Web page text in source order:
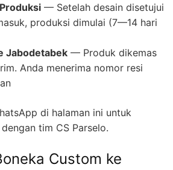
— Setelah desain disetujui
produksi dimulai (7—14 hari
Jabodetabek — Produk dikemas
Anda menerima nomor resi
di halaman ini untuk
tim CS Parselo.
Custom ke